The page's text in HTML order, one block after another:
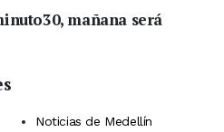
mañana será
Noticias de Medellín